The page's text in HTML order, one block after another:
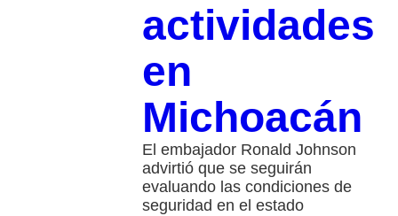
actividades
en
Michoacán
El embajador Ronald Johnson
advirtió que se seguirán
evaluando las condiciones de
seguridad en el estado